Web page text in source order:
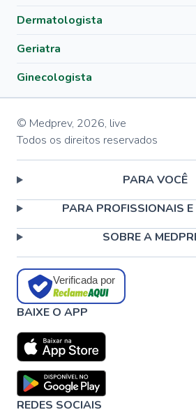
Dermatologista
Geriatra
Ginecologista
© Medprev, 2026, live
Todos os direitos reservados
PARA VOCÊ
PARA PROFISSIONAIS
SOBRE A
Verificada por
BAIXE O APP
REDES SOCIAIS